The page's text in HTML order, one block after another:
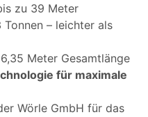
zu 39 Meter
Tonnen – leichter als
Meter Gesamtlänge
für maximale
Wörle GmbH für das